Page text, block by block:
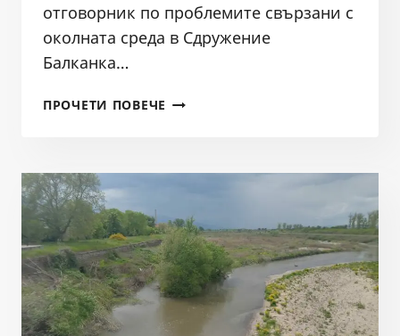
отговорник по проблемите свързани с
околната среда в Сдружение
Балканка…
ПРОЧЕТИ ПОВЕЧЕ СИГНАЛ
ОТ
НЕК
В
КОРИТОТО
НА
РЕКА